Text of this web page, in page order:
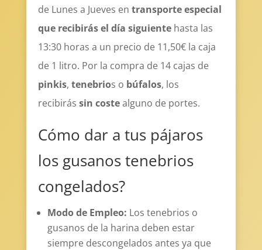
de Lunes a Jueves en transporte especial
que recibirás el día siguientehasta las
13:30 horas a un precio de 11,50€ la caja
de 1 litro. Por la compra de 14 cajas de
pinkis, tenebrios o búfalos, los
recibirás sin costealguno de portes.
Cómo dar a tus pájaros
los gusanos tenebrios
congelados?
Modo de Empleo: Los tenebrios o
gusanos de la harina deben estar
siempre descongelados antes ya que